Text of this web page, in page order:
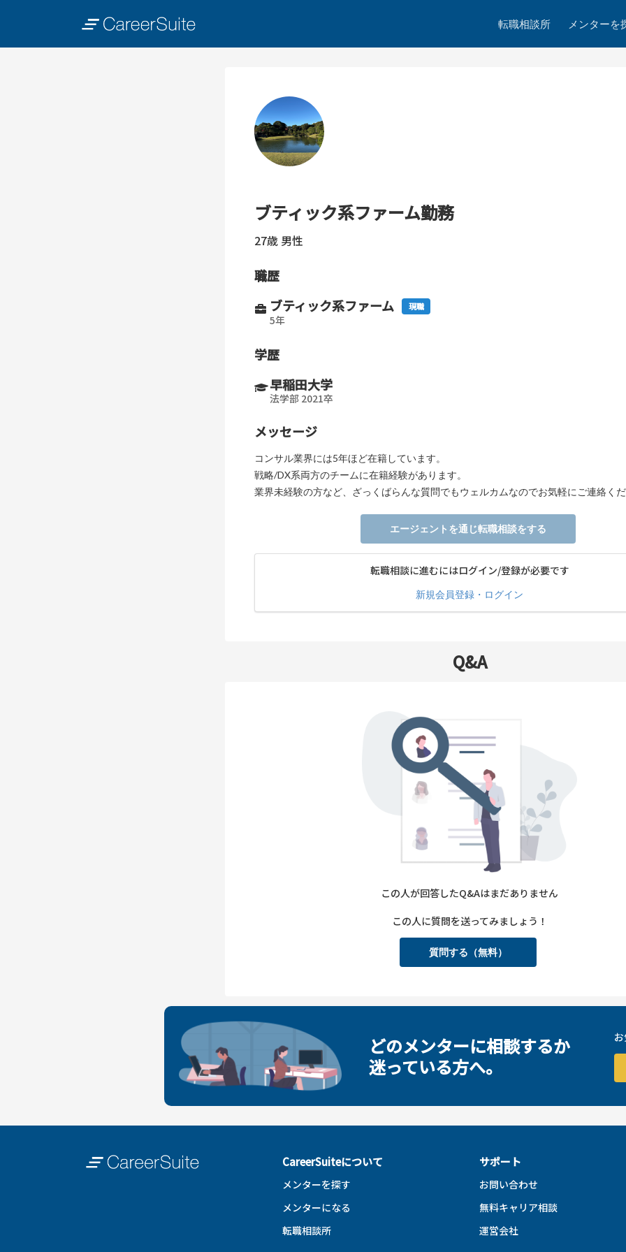
転職相談所 メンターを
ブティック系ファーム勤務
27歳 男性
職歴
ブティック系ファーム
現職
5年
学歴
早稲田大学
法学部 2021卒
メッセージ
コンサル業界には5年ほど在籍しています。
戦略/DX系両方のチームに在籍経験があります。
業界未経験の方など、ざっくばらんな質問でもウェルカムなのでお気軽にご連絡く
エージェントを通じ転職相談をする
転職相談に進むにはログイン/登録が必要です
新規会員登録・ログイン
Q&A
この人が回答したQ&Aはまだありません
この人に質問を送ってみましょう！
質問する（無料）
どのメンターに相談するか
迷っている方へ。
CareerSuiteについて
メンターを探す
メンターになる
転職相談所
サポート
お問い合わせ
無料キャリア相談
運営会社